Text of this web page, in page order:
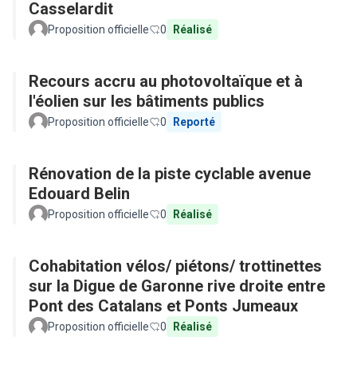
Casselardit
Proposition officielle 0 Réalisé
Recours accru au photovoltaïque et à
l'éolien sur les bâtiments publics
Proposition officielle 0 Reporté
Rénovation de la piste cyclable avenue
Edouard Belin
Proposition officielle 0 Réalisé
Cohabitation vélos/ piétons/ trottinettes
sur la Digue de Garonne rive droite entre
Pont des Catalans et Ponts Jumeaux
Proposition officielle 0 Réalisé